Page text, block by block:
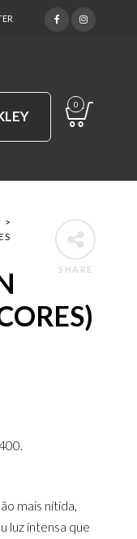
0
SHARE
>
mais nítida,
luz intensa que